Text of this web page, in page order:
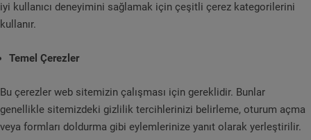
iyi kullanıcı deneyimini sağlamak için çeşitli çerez kategorilerini
kullanır.
Temel Çerezler
Bu çerezler web sitemizin çalışması için gereklidir. Bunlar
genellikle sitemizdeki gizlilik tercihlerinizi belirleme, oturum açma
veya formları doldurma gibi eylemlerinize yanıt olarak yerleştirilir.